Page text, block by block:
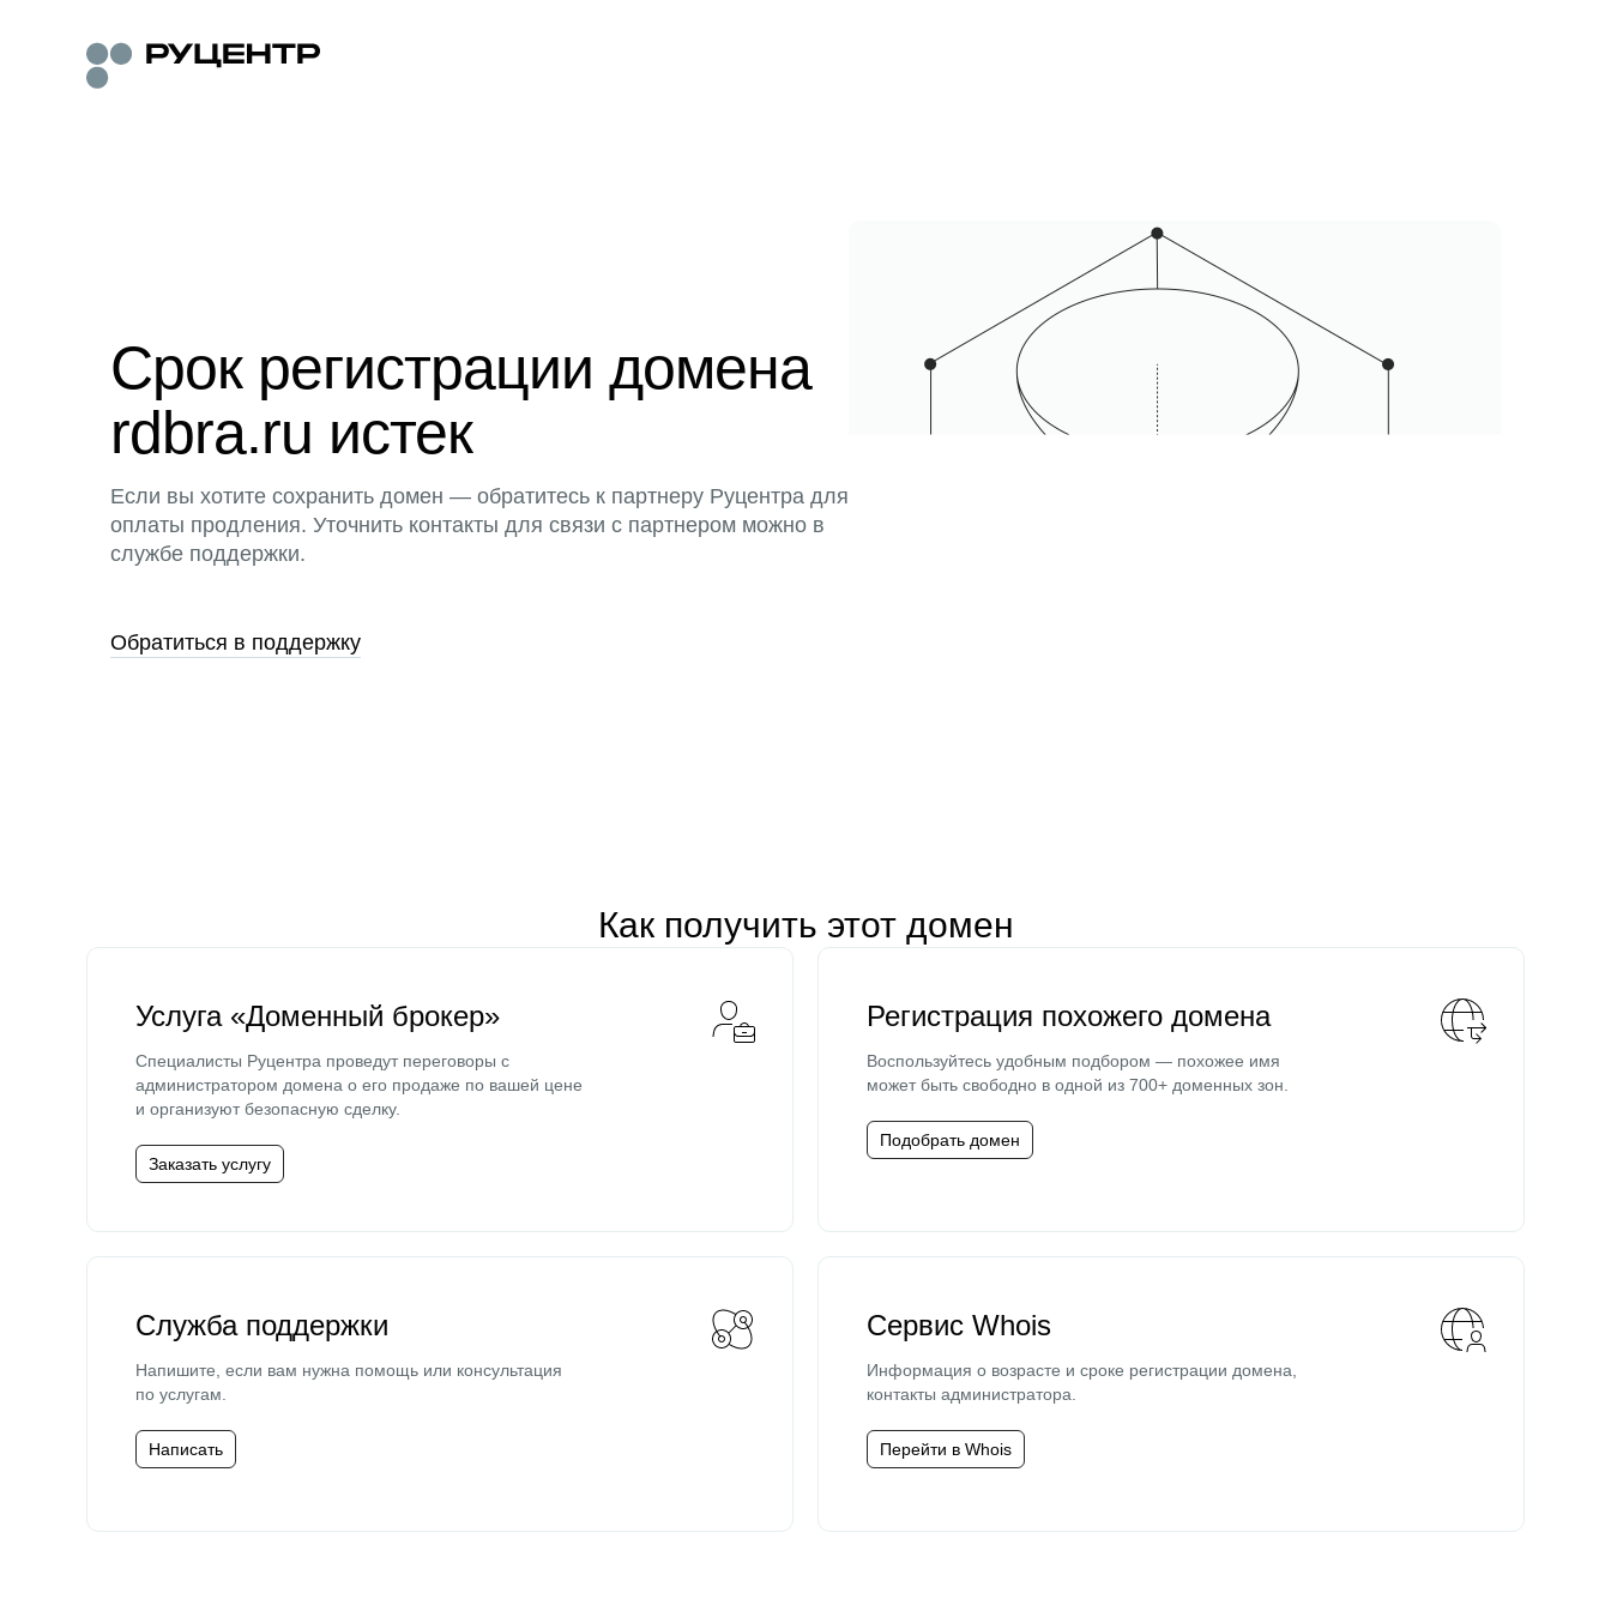
Срок регистрации домена
rdbra.ru истек
Если вы хотите сохранить домен — обратитесь к партнеру Руцентра для
оплаты продления. Уточнить контакты для связи с партнером можно в
службе поддержки.
Обратиться в поддержку
Как получить этот домен
Услуга «Доменный брокер»
Специалисты Руцентра проведут переговоры с
администратором домена о его продаже по вашей цене
и организуют безопасную сделку.
Заказать услугу
Регистрация похожего домена
Воспользуйтесь удобным подбором — похожее имя
может быть свободно в одной из 700+ доменных зон.
Подобрать домен
Служба поддержки
Напишите, если вам нужна помощь или консультация
по услугам.
Написать
Сервис Whois
Информация о возрасте и сроке регистрации домена,
контакты администратора.
Перейти в Whois